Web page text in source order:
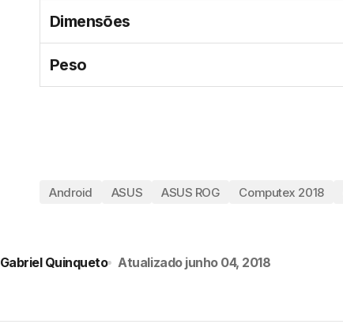
Dimensões
Peso
Android ASUS ASUS ROG Computex 2018
Gabriel Quinqueto Atualizado junho 04, 2018